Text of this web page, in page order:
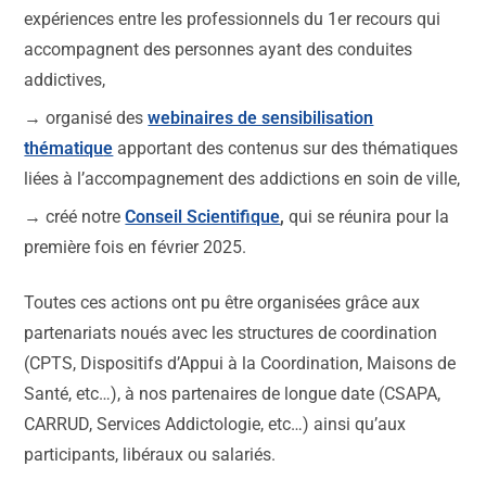
expériences entre les professionnels du 1er recours qui
accompagnent des personnes ayant des conduites
addictives,
→ organisé deswebinaires de sensibilisation
thématique apportant des contenus sur des thématiques
liées à l’accompagnement des addictions en soin de ville,
→ créé notreConseil Scientifique,qui se réunira pour la
première fois en février 2025.
Toutes ces actions ont pu être organisées grâce aux
partenariats noués avec les structures de coordination
(CPTS, Dispositifs d’Appui à la Coordination, Maisons de
Santé, etc…), à nos partenaires de longue date (CSAPA,
CARRUD, Services Addictologie, etc…) ainsi qu’aux
participants, libéraux ou salariés.